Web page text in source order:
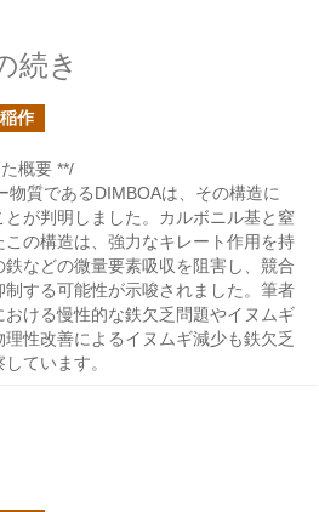
続き
稲作
概要 **/
物質であるDIMBOAは、その構造に
とが判明しました。カルボニル基と窒
の構造は、強力なキレート作用を持
などの微量要素吸収を阻害し、競合
する可能性が示唆されました。筆者
ける慢性的な鉄欠乏問題やイヌムギ
性改善によるイヌムギ減少も鉄欠乏
ています。